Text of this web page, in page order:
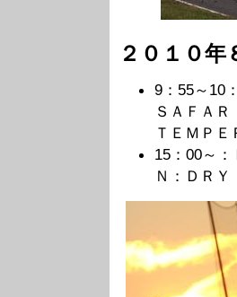
２０１０
9：55～10
ＳＡＦＡ
ＴＥＭＰ
15：00～
Ｎ：ＤＲ